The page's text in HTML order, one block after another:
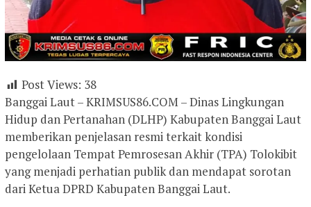
Post Views: 38
Banggai Laut – KRIMSUS86.COM – Dinas Lingkungan
Hidup dan Pertanahan (DLHP) Kabupaten Banggai Laut
memberikan penjelasan resmi terkait kondisi
pengelolaan Tempat Pemrosesan Akhir (TPA) Tolokibit
yang menjadi perhatian publik dan mendapat sorotan
dari Ketua DPRD Kabupaten Banggai Laut.